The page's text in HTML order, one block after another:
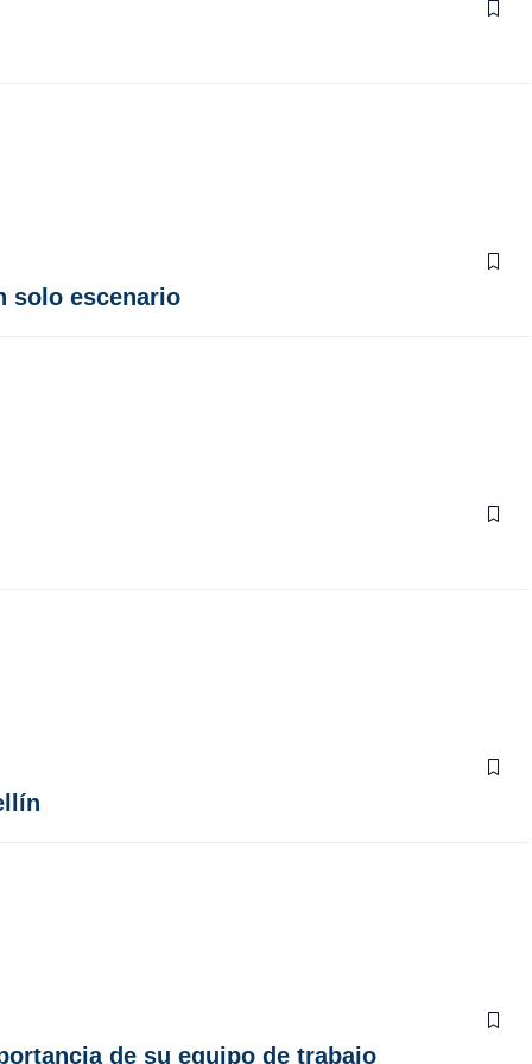
solo escenario
de su equipo de trabajo